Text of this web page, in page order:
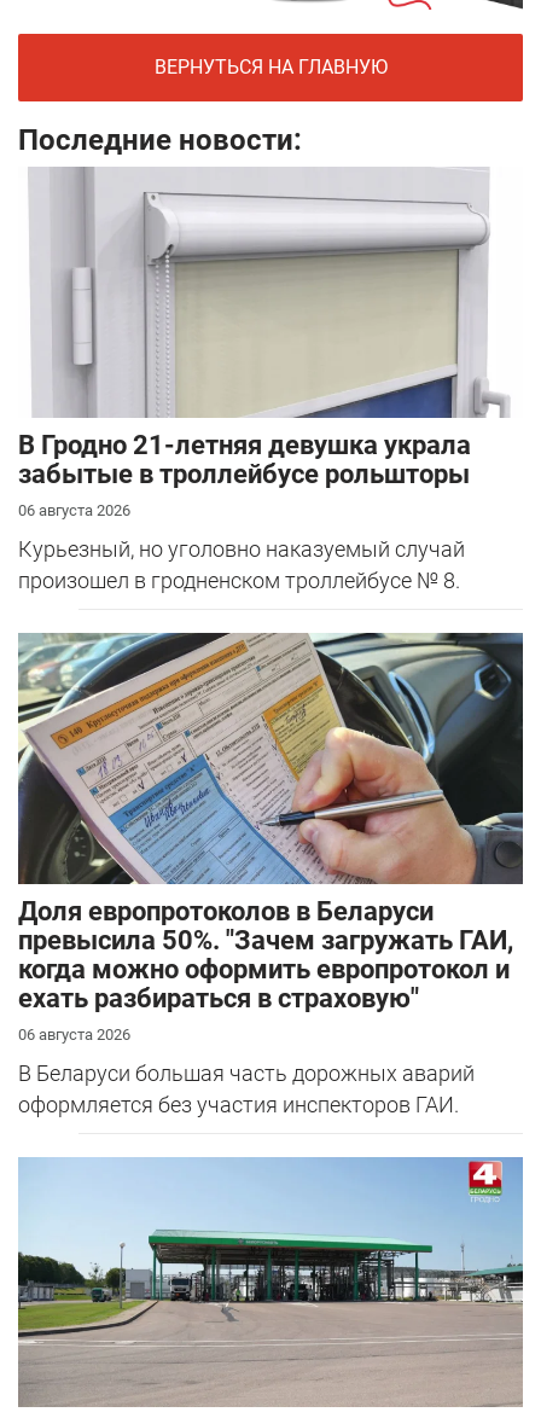
ВЕРНУТЬСЯ НА ГЛАВНУЮ
Последние новости:
В Гродно 21-летняя девушка украла
забытые в троллейбусе рольшторы
06 августа 2026
Курьезный, но уголовно наказуемый случай
произошел в гродненском троллейбусе № 8.
Доля европротоколов в Беларуси
превысила 50%. "Зачем загружать ГАИ,
когда можно оформить европротокол и
ехать разбираться в страховую"
06 августа 2026
В Беларуси большая часть дорожных аварий
оформляется без участия инспекторов ГАИ.